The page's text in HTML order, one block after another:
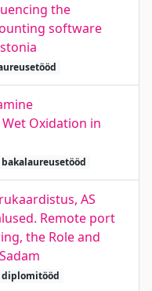
the
software
Oxidation in
bakalaureusetööd
AS
Remote port
the Role and
diplomitööd